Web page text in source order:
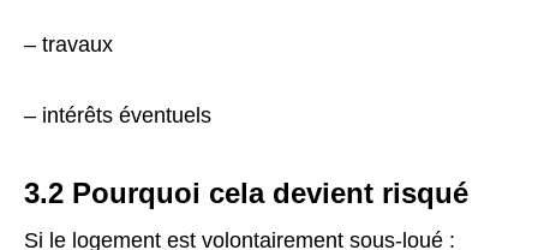
– travaux
– intérêts éventuels
3.2 Pourquoi cela devient risqué
Si le logement est volontairement sous-loué :